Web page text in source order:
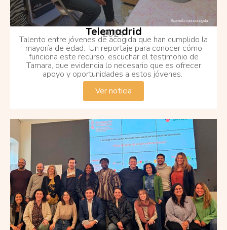
Telemadrid
2024
Talento entre jóvenes de acogida que han cumplido la
mayoría de edad. Un reportaje para conocer cómo
funciona este recurso, escuchar el testimonio de
Tamara, que evidencia lo necesario que es ofrecer
apoyo y oportunidades a estos jóvenes.
Ver noticia